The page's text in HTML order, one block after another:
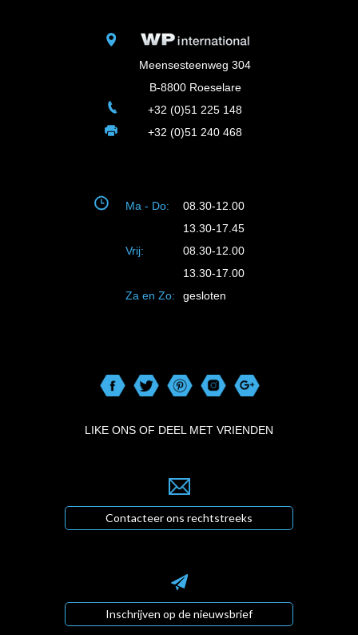
Meensesteenweg 304
B-8800 Roeselare
+32 (0)51 225 148
+32 (0)51 240 468
Ma - Do:
08.30-12.00
13.30-17.45
Vrij:
08.30-12.00
13.30-17.00
Za en Zo:
gesloten
LIKE ONS OF DEEL MET VRIENDEN
Contacteer ons rechtstreeks
Inschrijven op de nieuwsbrief